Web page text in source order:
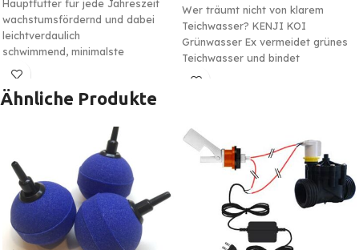
Hauptfutter für jede Jahreszeit
wachstumsfördernd und dabei
leichtverdaulich
schwimmend, minimalste
Wasserbelastung
Wer träumt nicht von klarem
Teichwasser? KENJI KOI
Grünwasser Ex vermeidet grünes
Teichwasser und bindet
Schwebealgen effektiv. Durch die
Ähnliche Produkte